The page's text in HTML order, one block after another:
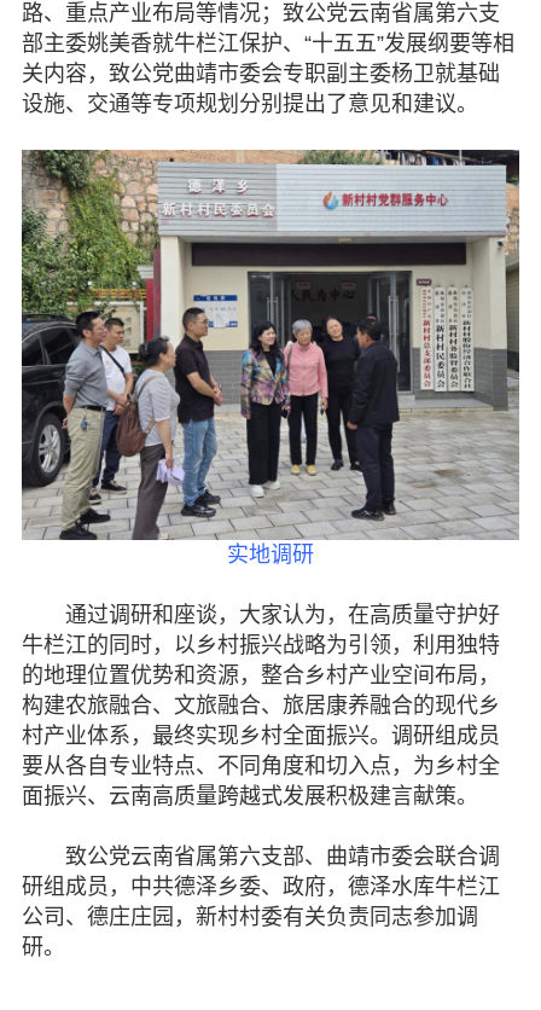
路、重点产业布局等情况；致公党云南省属第六支
部主委姚美香就牛栏江保护、“十五五”发展纲要等相
关内容，致公党曲靖市委会专职副主委杨卫就基础
设施、交通等专项规划分别提出了意见和建议。
实地调研
通过调研和座谈，大家认为，在高质量守护好
牛栏江的同时，以乡村振兴战略为引领，利用独特
的地理位置优势和资源，整合乡村产业空间布局，
构建农旅融合、文旅融合、旅居康养融合的现代乡
村产业体系，最终实现乡村全面振兴。调研组成员
要从各自专业特点、不同角度和切入点，为乡村全
面振兴、云南高质量跨越式发展积极建言献策。
致公党云南省属第六支部、曲靖市委会联合调
研组成员，中共德泽乡委、政府，德泽水库牛栏江
公司、德庄庄园，新村村委有关负责同志参加调
研。